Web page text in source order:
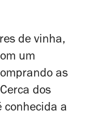
de vinha,
um
as
dos
conhecida a